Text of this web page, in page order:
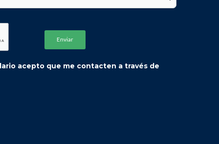
acepto que me contacten a través de